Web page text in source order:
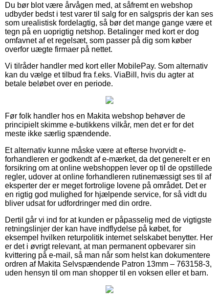
Du bør blot være årvågen med, at såfremt en webshop
udbyder bedst i test varer til salg for en salgspris der kan ses
som urealistisk fordelagtig, så bør det mange gange være et
tegn på en uoprigtig netshop. Betalinger med kort er dog
omfavnet af et regelsæt, som passer på dig som køber
overfor uægte firmaer på nettet.
Vi tilråder handler med kort eller MobilePay. Som alternativ
kan du vælge et tilbud fra f.eks. ViaBill, hvis du agter at
betale beløbet over en periode.
Før folk handler hos en Makita webshop behøver de
principielt skimme e-butikkens vilkår, men det er for det
meste ikke særlig spændende.
Et alternativ kunne måske være at efterse hvorvidt e-
forhandleren er godkendt af e-mærket, da det generelt er en
forsikring om at online webshoppen lever op til de opstillede
regler, udover at online forhandleren rutinemæssigt ses til af
eksperter der er meget fortrolige lovene på området. Det er
en rigtig god mulighed for hjælpende service, for så vidt du
bliver udsat for udfordringer med din ordre.
Dertil går vi ind for at kunden er påpasselig med de vigtigste
retningslinjer der kan have indflydelse på købet, for
eksempel hvilken returpolitik internet selskabet benytter. Her
er det i øvrigt relevant, at man permanent opbevarer sin
kvittering på e-mail, så man når som helst kan dokumentere
ordren af Makita Selvspændende Patron 13mm – 763158-3,
uden hensyn til om man shopper til en voksen eller et barn.